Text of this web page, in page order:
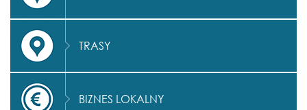
TRASY
BIZNES LOKALNY